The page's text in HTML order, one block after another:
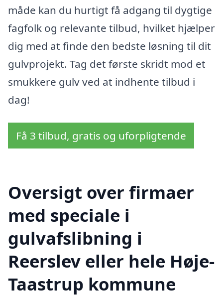
måde kan du hurtigt få adgang til dygtige
fagfolk og relevante tilbud, hvilket hjælper
dig med at finde den bedste løsning til dit
gulvprojekt. Tag det første skridt mod et
smukkere gulv ved at indhente tilbud i
dag!
Få 3 tilbud, gratis og uforpligtende
Oversigt over firmaer
med speciale i
gulvafslibning i
Reerslev eller hele Høje-
Taastrup kommune